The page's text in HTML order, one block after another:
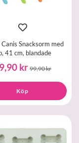
Snacksorm med
41 cm, blandade
kr 99,90 kr
Köp